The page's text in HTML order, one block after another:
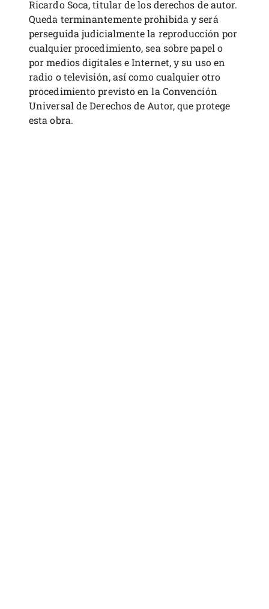
Ricardo Soca, titular de los derechos de autor.
Queda terminantemente prohibida y será
perseguida judicialmente la reproducción por
cualquier procedimiento, sea sobre papel o
por medios digitales e Internet, y su uso en
radio o televisión, así como cualquier otro
procedimiento previsto en la Convención
Universal de Derechos de Autor, que protege
esta obra.